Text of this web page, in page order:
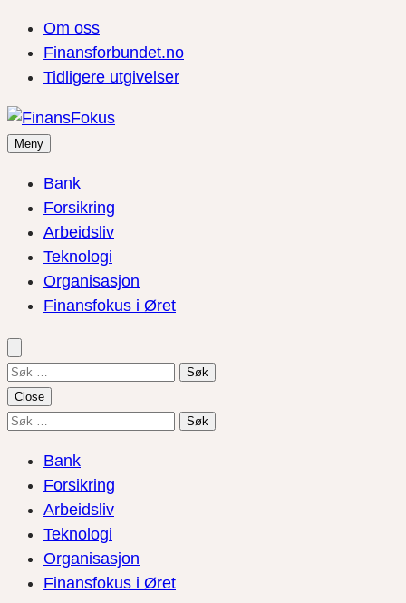
Om oss
Finansforbundet.no
Tidligere utgivelser
Meny
Bank
Forsikring
Arbeidsliv
Teknologi
Organisasjon
Finansfokus i Øret
Søk
etter:
Close
Søk
Bank
Forsikring
Arbeidsliv
Teknologi
Organisasjon
Finansfokus i Øret